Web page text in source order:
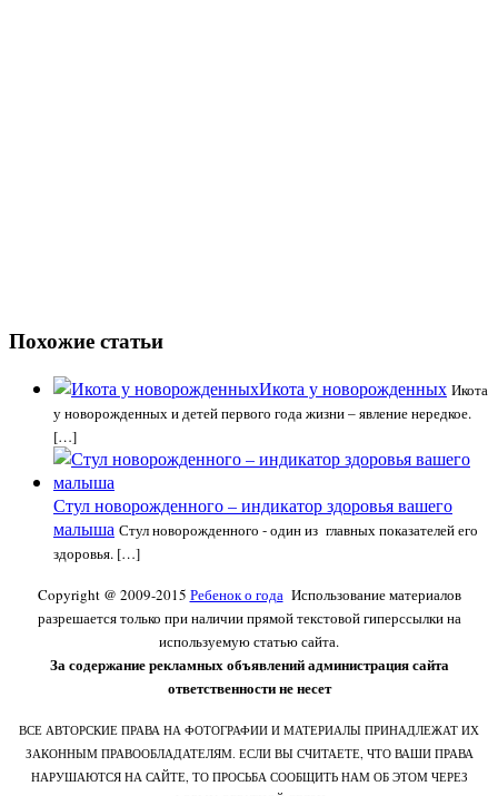
Похожие статьи
Икота у новорожденных Икота
у новорожденных и детей первого года жизни – явление нередкое.
[…]
Стул новорожденного – индикатор здоровья вашего
малыша Стул новорожденного - один из главных показателей его
здоровья. […]
Copyright @ 2009-2015 Ребенок о годаИспользование материалов
разрешается только при наличии прямой текстовой гиперссылки на
используемую статью сайта.
За содержание рекламных объявлений администрация сайта
ответственности не несет
ВСЕ АВТОРСКИЕ ПРАВА НА ФОТОГРАФИИ И МАТЕРИАЛЫ ПРИНАДЛЕЖАТ ИХ
ЗАКОННЫМ ПРАВООБЛАДАТЕЛЯМ. ЕСЛИ ВЫ СЧИТАЕТЕ, ЧТО ВАШИ ПРАВА
НАРУШАЮТСЯ НА САЙТЕ, ТО ПРОСЬБА СООБЩИТЬ НАМ ОБ ЭТОМ ЧЕРЕЗ